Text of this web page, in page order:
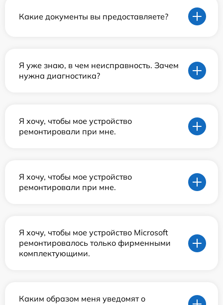
Какие документы вы предоставляете?
Я уже знаю, в чем неисправность. Зачем
нужна диагностика?
Я хочу, чтобы мое устройство
ремонтировали при мне.
Я хочу, чтобы мое устройство
ремонтировали при мне.
Я хочу, чтобы мое устройство Microsoft
ремонтировалось только фирменными
комплектующими.
Каким образом меня уведомят о